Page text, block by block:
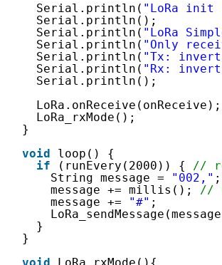
Serial.println( "LoRa init
Serial.println();
Serial.println( "LoRa
Serial.println( "Only
Serial.println( "Tx:
Serial.println( "Rx:
Serial.println();
LoRa.onReceive(onReceive);
LoRa_rxMode();
}
void
loop() {
if
(runEvery(2000)) {
//
String message =
"002," ;
message += millis();
//
message +=
"#" ;
}
}
void
LoRa_rxMode(){